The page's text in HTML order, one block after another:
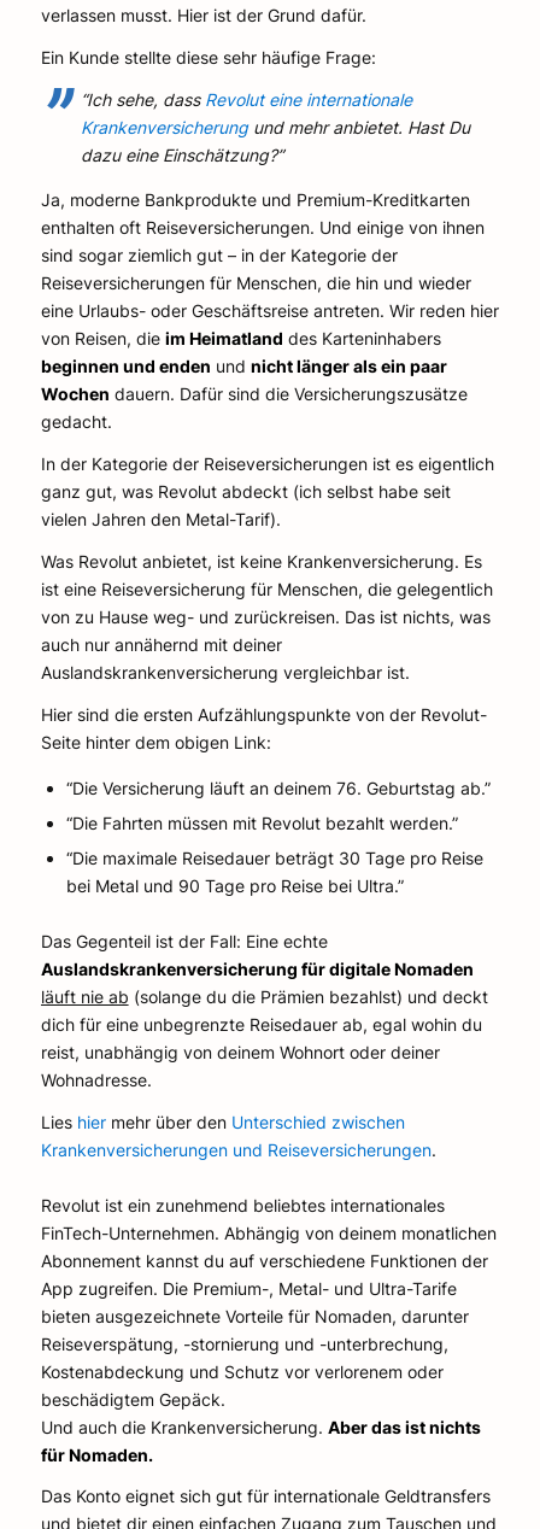
verlassen musst. Hier ist der Grund dafür.
Ein Kunde stellte diese sehr häufige Frage:
“Ich sehe, dass Revolut eine internationale
Krankenversicherungund mehr anbietet. Hast Du
dazu eine Einschätzung?”
Ja, moderne Bankprodukte und Premium-Kreditkarten
enthalten oft Reiseversicherungen. Und einige von ihnen
sind sogar ziemlich gut – in der Kategorie der
Reiseversicherungen für Menschen, die hin und wieder
eine Urlaubs- oder Geschäftsreise antreten. Wir reden hier
von Reisen, die im Heimatland des Karteninhabers
beginnen und enden und nicht länger als ein paar
Wochen dauern. Dafür sind die Versicherungszusätze
gedacht.
In der Kategorie der Reiseversicherungen ist es eigentlich
ganz gut, was Revolut abdeckt (ich selbst habe seit
vielen Jahren den Metal-Tarif).
Was Revolut anbietet, ist keine Krankenversicherung. Es
ist eine Reiseversicherung für Menschen, die gelegentlich
von zu Hause weg- und zurückreisen. Das ist nichts, was
auch nur annähernd mit deiner
Auslandskrankenversicherung vergleichbar ist.
Hier sind die ersten Aufzählungspunkte von der Revolut-
Seite hinter dem obigen Link:
“Die Versicherung läuft an deinem 76. Geburtstag ab.”
“Die Fahrten müssen mit Revolut bezahlt werden.”
“Die maximale Reisedauer beträgt 30 Tage pro Reise
bei Metal und 90 Tage pro Reise bei Ultra.”
Das Gegenteil ist der Fall: Eine echte
Auslandskrankenversicherung für digitale Nomaden
läuft nie ab (solange du die Prämien bezahlst) und deckt
dich für eine unbegrenzte Reisedauer ab, egal wohin du
reist, unabhängig von deinem Wohnort oder deiner
Wohnadresse.
Lieshiermehr über denUnterschied zwischen
Krankenversicherungen und Reiseversicherungen.
Revolut ist ein zunehmend beliebtes internationales
FinTech-Unternehmen. Abhängig von deinem monatlichen
Abonnement kannst du auf verschiedene Funktionen der
App zugreifen. Die Premium-, Metal- und Ultra-Tarife
bieten ausgezeichnete Vorteile für Nomaden, darunter
Reiseverspätung, -stornierung und -unterbrechung,
Kostenabdeckung und Schutz vor verlorenem oder
beschädigtem Gepäck.
Und auch die Krankenversicherung. Aber das ist nichts
für Nomaden.
Das Konto eignet sich gut für internationale Geldtransfers
und bietet dir einen einfachen Zugang zum Tauschen und